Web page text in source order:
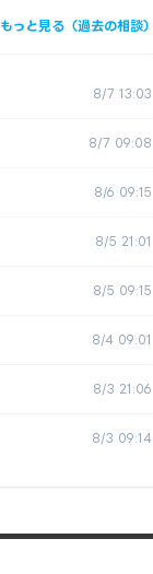
もっと見る（過去の相談）→
8/7 13:03
8/7 09:08
8/6 09:15
8/5 21:01
8/5 09:15
8/4 09:01
8/3 21:06
8/3 09:14